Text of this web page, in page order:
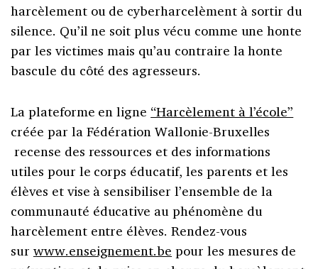
harcèlement ou de cyberharcelèment à sortir du
silence. Qu’il ne soit plus vécu comme une honte
par les victimes mais qu’au contraire la honte
bascule du côté des agresseurs.
La plateforme en ligne “Harcèlement à l’école”
créée par la Fédération Wallonie-Bruxelles
recense des ressources et des informations
utiles pour le corps éducatif, les parents et les
élèves et vise à sensibiliser l’ensemble de la
communauté éducative au phénomène du
harcèlement entre élèves. Rendez-vous
sur www.enseignement.be pour les mesures de